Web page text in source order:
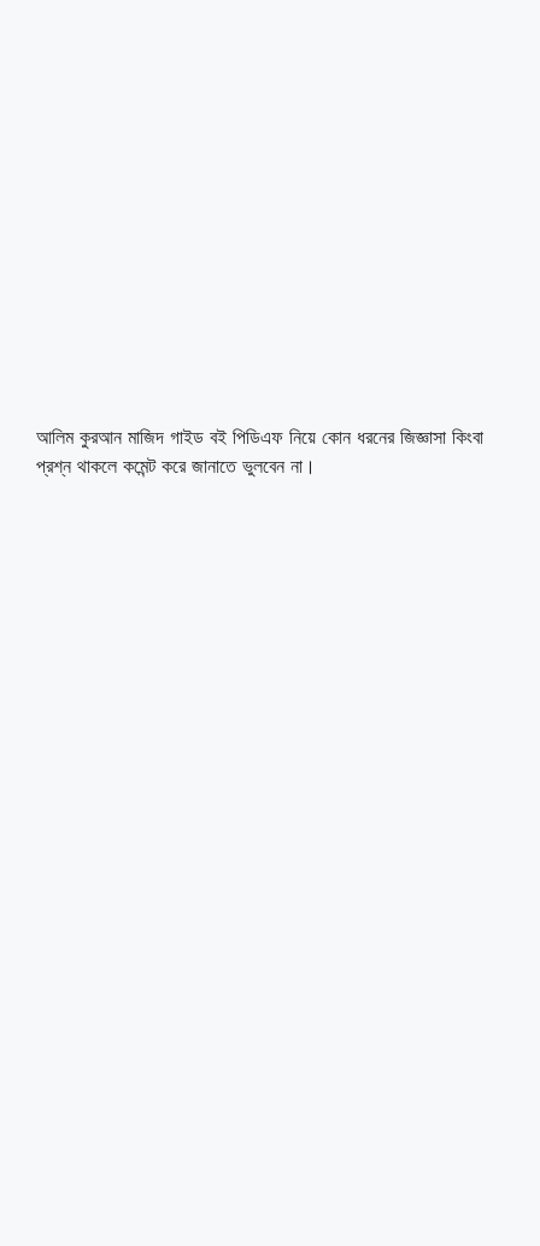
আলিম কুরআন মাজিদ গাইড বই পিডিএফ নিয়ে কোন ধরনের জিজ্ঞাসা কিংবা
প্রশ্ন থাকলে কমেন্ট করে জানাতে ভুলবেন না।